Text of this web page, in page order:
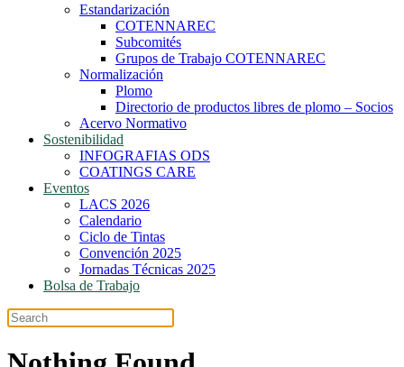
Estandarización
COTENNAREC
Subcomités
Grupos de Trabajo COTENNAREC
Normalización
Plomo
Directorio de productos libres de plomo – Socios
Acervo Normativo
Sostenibilidad
INFOGRAFIAS ODS
COATINGS CARE
Eventos
LACS 2026
Calendario
Ciclo de Tintas
Convención 2025
Jornadas Técnicas 2025
Bolsa de Trabajo